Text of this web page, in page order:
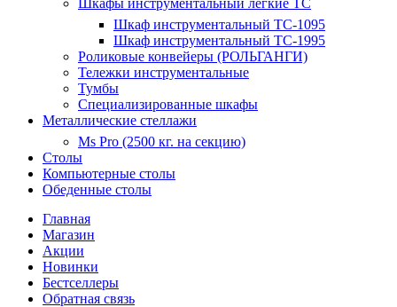
Шкафы инструментальный легкие ТС
Шкаф инструментальный TC-1095
Шкаф инструментальный TC-1995
Роликовые конвейеры (РОЛЬГАНГИ)
Тележки инструментальные
Тумбы
Специализированные шкафы
Металлические стеллажи
Ms Pro (2500 кг. на секцию)
Столы
Компьютерные столы
Обеденные столы
Главная
Магазин
Акции
Новинки
Бестселлеры
Обратная связь